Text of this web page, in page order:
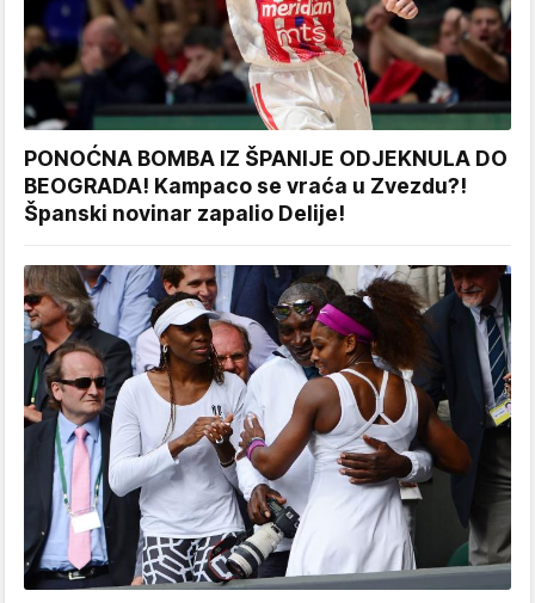
PONOĆNA BOMBA IZ ŠPANIJE ODJEKNULA DO
BEOGRADA! Kampaco se vraća u Zvezdu?!
Španski novinar zapalio Delije!